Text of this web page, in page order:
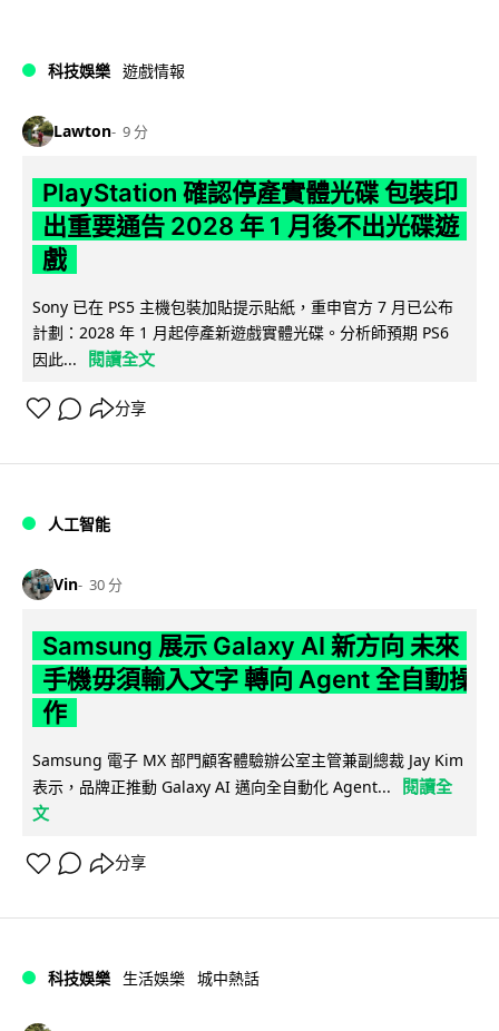
科技娛樂 遊戲情報
Lawton 9 分
PlayStation 確認停產實體光碟 包裝印
出重要通告 2028 年 1 月後不出光碟遊
戲
Sony 已在 PS5 主機包裝加貼提示貼紙，重申官方 7 月已公布
計劃：2028 年 1 月起停產新遊戲實體光碟。分析師預期 PS6
因此...
閱讀全文
分享
人工智能
Vin 30 分
Samsung 展示 Galaxy AI 新方向 未來
手機毋須輸入文字 轉向 Agent 全自動操
作
Samsung 電子 MX 部門顧客體驗辦公室主管兼副總裁 Jay Kim
表示，品牌正推動 Galaxy AI 邁向全自動化 Agent...
閱讀全
文
分享
科技娛樂 生活娛樂 城中熱話